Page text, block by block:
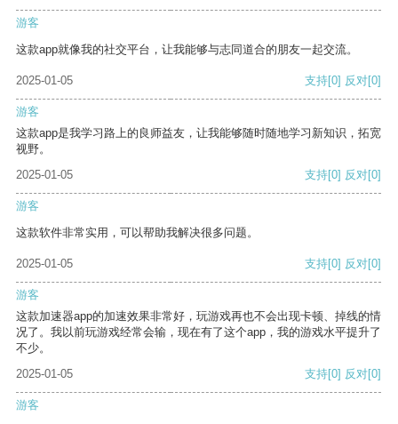
游客
这款app就像我的社交平台，让我能够与志同道合的朋友一起交流。
2025-01-05 支持[0] 反对[0]
游客
这款app是我学习路上的良师益友，让我能够随时随地学习新知识，拓宽
视野。
2025-01-05
支持[0] 反对[0]
游客
这款软件非常实用，可以帮助我解决很多问题。
2025-01-05 支持[0] 反对[0]
游客
这款加速器app的加速效果非常好，玩游戏再也不会出现卡顿、掉线的情
况了。我以前玩游戏经常会输，现在有了这个app，我的游戏水平提升了
不少。
2025-01-05
支持[0] 反对[0]
游客